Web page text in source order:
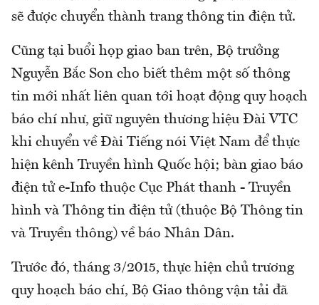
sẽ được chuyển thành trang thông tin điện tử.
Cũng tại buổi họp giao ban trên, Bộ trưởng
Nguyễn Bắc Son cho biết thêm một số thông
tin mới nhất liên quan tới hoạt động quy hoạch
báo chí như, giữ nguyên thương hiệu Đài VTC
khi chuyển về Đài Tiếng nói Việt Nam để thực
hiện kênh Truyền hình Quốc hội; bàn giao báo
điện tử e-Info thuộc Cục Phát thanh - Truyền
hình và Thông tin điện tử (thuộc Bộ Thông tin
và Truyền thông) về báo Nhân Dân.
Trước đó, tháng 3/2015, thực hiện chủ trương
quy hoạch báo chí, Bộ Giao thông vận tải đã